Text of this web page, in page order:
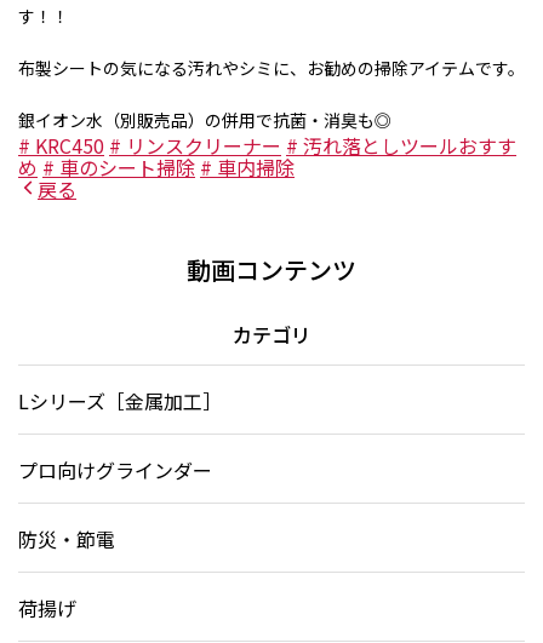
す！！
布製シートの気になる汚れやシミに、お勧めの掃除アイテムです。
銀イオン水（別販売品）の併用で抗菌・消臭も◎
# KRC450 # リンスクリーナー # 汚れ落としツールおすす
め # 車のシート掃除 # 車内掃除
戻る
動画コンテンツ
カテゴリ
Lシリーズ［金属加工］
プロ向けグラインダー
防災・節電
荷揚げ